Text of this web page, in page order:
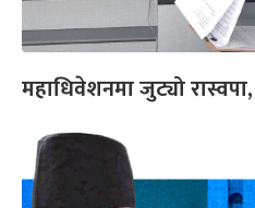
महाधिवेशनमा जुट्यो